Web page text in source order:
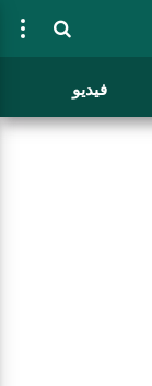
فيديو